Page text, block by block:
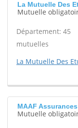
La Mutuelle Des
Mutuelle
Département: 45
mutuelles
La Mutuelle Des
MAAF
Mutuelle